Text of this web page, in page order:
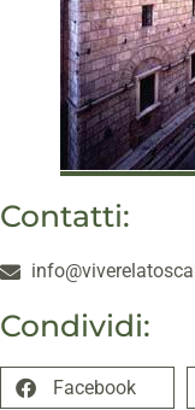
Contatti:
Condividi:
Facebook